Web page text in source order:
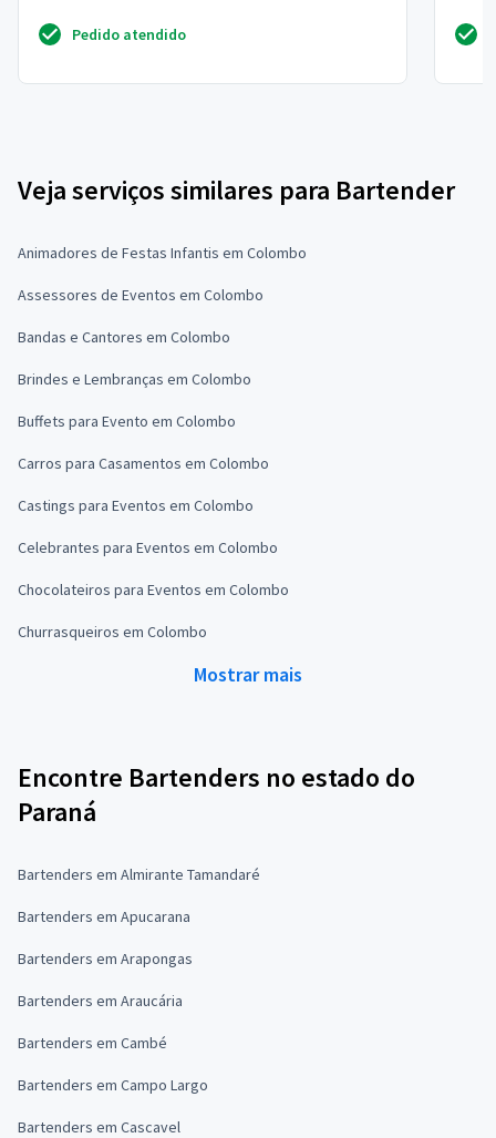
Pedido atendido
Veja serviços similares para Bartender
Animadores de Festas Infantis em Colombo
Assessores de Eventos em Colombo
Bandas e Cantores em Colombo
Brindes e Lembranças em Colombo
Buffets para Evento em Colombo
Carros para Casamentos em Colombo
Castings para Eventos em Colombo
Celebrantes para Eventos em Colombo
Chocolateiros para Eventos em Colombo
Churrasqueiros em Colombo
Mostrar mais
Encontre Bartenders no estado do
Paraná
Bartenders em Almirante Tamandaré
Bartenders em Apucarana
Bartenders em Arapongas
Bartenders em Araucária
Bartenders em Cambé
Bartenders em Campo Largo
Bartenders em Cascavel